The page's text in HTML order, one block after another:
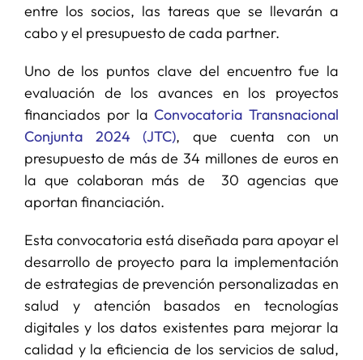
entre los socios, las tareas que se llevarán a
cabo y el presupuesto de cada partner.
Uno de los puntos clave del encuentro fue la
evaluación de los avances en los proyectos
financiados por laConvocatoria Transnacional
Conjunta 2024 (JTC), que cuenta con un
presupuesto de más de 34 millones de euros en
la que colaboran más de 30 agencias que
aportan financiación.
Esta convocatoria está diseñada para apoyar el
desarrollo de proyecto para la implementación
de estrategias de prevención personalizadas en
salud y atención basados en tecnologías
digitales y los datos existentes para mejorar la
calidad y la eficiencia de los servicios de salud,